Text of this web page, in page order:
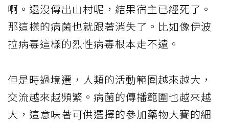
啊。還沒傳出山村呢，結果宿主已經死了。
那這樣的病菌也就跟著消失了。比如像伊波
拉病毒這樣的烈性病毒根本走不遠。
但是時過境遷，人類的活動範圍越來越大，
交流越來越頻繁。病菌的傳播範圍也越來越
大，這意味著可供選擇的參加藥物大賽的細